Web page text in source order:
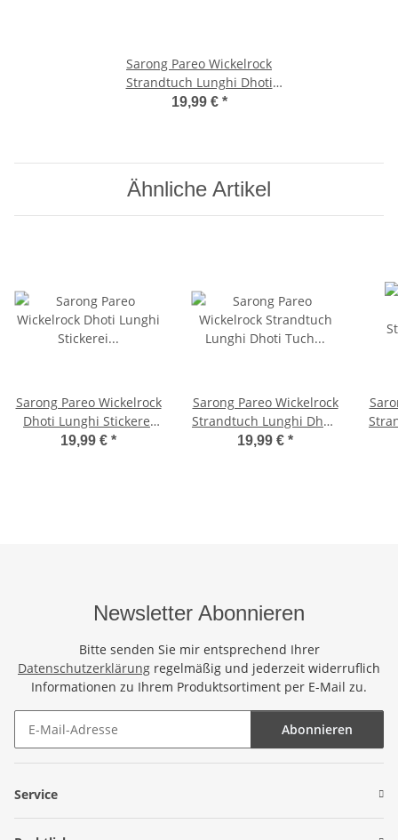
Sarong Pareo Wickelrock
Strandtuch Lunghi Dhoti
Tuch Schlicht Uni Pink Schal
19,99 € *
Ähnliche Artikel
Sarong Pareo Wickelrock
Dhoti Lunghi Stickerei
Schmetterling Tuch
19,99 € *
Sarong Pareo Wickelrock
Strandtuch Lunghi Dhoti
Tuch Schlicht Uni Hell
19,99 € *
Newsletter Abonnieren
Bitte senden Sie mir entsprechend Ihrer
Datenschutzerklärung regelmäßig und jederzeit widerruflich
Informationen zu Ihrem Produktsortiment per E-Mail zu.
Abonnieren
Service